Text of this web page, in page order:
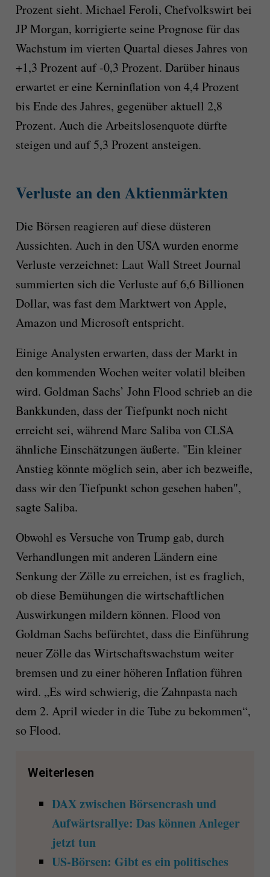
Prozent sieht. Michael Feroli, Chefvolkswirt bei
JP Morgan, korrigierte seine Prognose für das
Wachstum im vierten Quartal dieses Jahres von
+1,3 Prozent auf -0,3 Prozent. Darüber hinaus
erwartet er eine Kerninflation von 4,4 Prozent
bis Ende des Jahres, gegenüber aktuell 2,8
Prozent. Auch die Arbeitslosenquote dürfte
steigen und auf 5,3 Prozent ansteigen.
Verluste an den Aktienmärkten
Die Börsen reagieren auf diese düsteren
Aussichten. Auch in den USA wurden enorme
Verluste verzeichnet: Laut Wall Street Journal
summierten sich die Verluste auf 6,6 Billionen
Dollar, was fast dem Marktwert von Apple,
Amazon und Microsoft entspricht.
Einige Analysten erwarten, dass der Markt in
den kommenden Wochen weiter volatil bleiben
wird. Goldman Sachs’ John Flood schrieb an die
Bankkunden, dass der Tiefpunkt noch nicht
erreicht sei, während Marc Saliba von CLSA
ähnliche Einschätzungen äußerte. "Ein kleiner
Anstieg könnte möglich sein, aber ich bezweifle,
dass wir den Tiefpunkt schon gesehen haben",
sagte Saliba.
Obwohl es Versuche von Trump gab, durch
Verhandlungen mit anderen Ländern eine
Senkung der Zölle zu erreichen, ist es fraglich,
ob diese Bemühungen die wirtschaftlichen
Auswirkungen mildern können. Flood von
Goldman Sachs befürchtet, dass die Einführung
neuer Zölle das Wirtschaftswachstum weiter
bremsen und zu einer höheren Inflation führen
wird. „Es wird schwierig, die Zahnpasta nach
dem 2. April wieder in die Tube zu bekommen“,
so Flood.
Weiterlesen
DAX zwischen Börsencrash und
Aufwärtsrallye: Das können Anleger
jetzt tun
US-Börsen: Gibt es ein politisches